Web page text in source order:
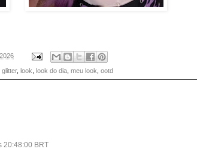
glitter, look look do dia meu look ootd
20:48:00 BRT